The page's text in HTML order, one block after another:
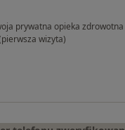
prywatna opieka zdrowotna
wizyta)
Konstanty